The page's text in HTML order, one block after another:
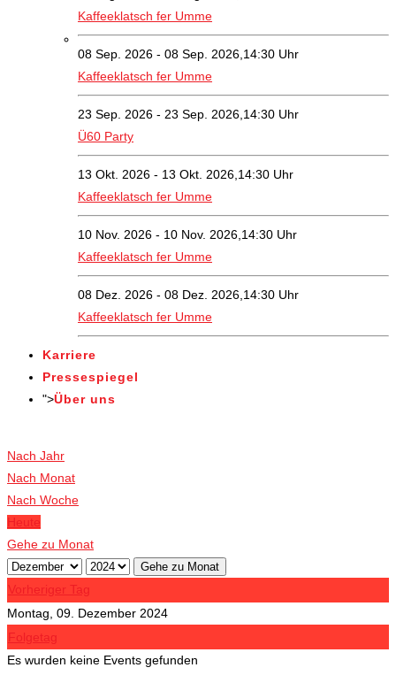
Kaffeeklatsch fer Umme
08 Sep. 2026 - 08 Sep. 2026,14:30 Uhr
Kaffeeklatsch fer Umme
23 Sep. 2026 - 23 Sep. 2026,14:30 Uhr
Ü60 Party
13 Okt. 2026 - 13 Okt. 2026,14:30 Uhr
Kaffeeklatsch fer Umme
10 Nov. 2026 - 10 Nov. 2026,14:30 Uhr
Kaffeeklatsch fer Umme
08 Dez. 2026 - 08 Dez. 2026,14:30 Uhr
Kaffeeklatsch fer Umme
Karriere
Pressespiegel
">Über uns
Nach Jahr
Nach Monat
Nach Woche
Heute
Gehe zu Monat
Gehe zu Monat
Vorheriger Tag
Montag, 09. Dezember 2024
Folgetag
Es wurden keine Events gefunden